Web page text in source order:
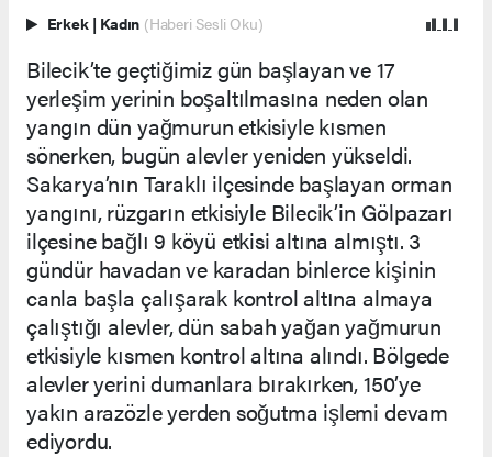
Erkek | Kadın (Haberi Sesli Oku)
Bilecik’te geçtiğimiz gün başlayan ve 17
yerleşim yerinin boşaltılmasına neden olan
yangın dün yağmurun etkisiyle kısmen
sönerken, bugün alevler yeniden yükseldi.
Sakarya’nın Taraklı ilçesinde başlayan orman
yangını, rüzgarın etkisiyle Bilecik’in Gölpazarı
ilçesine bağlı 9 köyü etkisi altına almıştı. 3
gündür havadan ve karadan binlerce kişinin
canla başla çalışarak kontrol altına almaya
çalıştığı alevler, dün sabah yağan yağmurun
etkisiyle kısmen kontrol altına alındı. Bölgede
alevler yerini dumanlara bırakırken, 150’ye
yakın arazözle yerden soğutma işlemi devam
ediyordu.